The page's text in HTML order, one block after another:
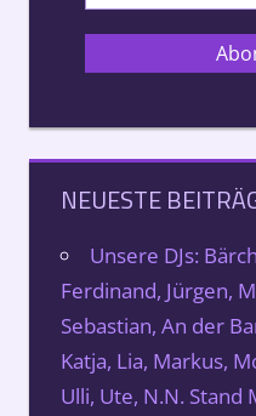
NEUESTE
Unsere DJs:
Ferdinand, Jürgen,
Sebastian, An der
Katja, Lia, Markus,
Ulli, Ute, N.N. Stand